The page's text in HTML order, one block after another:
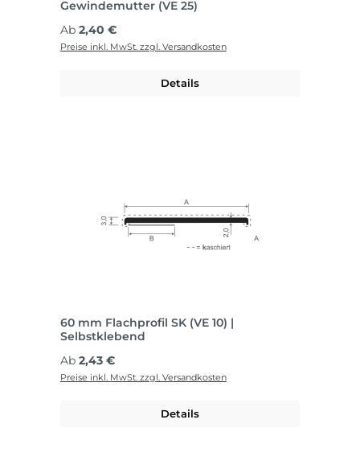
Gewindemutter (VE 25)
Regulärer Preis:
Ab 2,40 €
Preise inkl. MwSt. zzgl. Versandkosten
Details
60 mm Flachprofil SK (VE 10) |
Selbstklebend
Regulärer Preis:
Ab 2,43 €
Preise inkl. MwSt. zzgl. Versandkosten
Details